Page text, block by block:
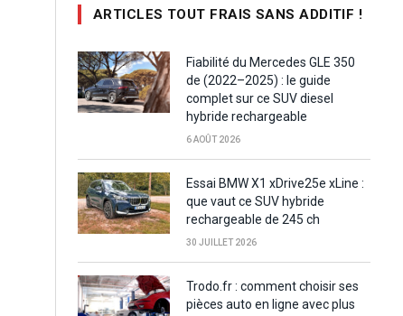
ARTICLES TOUT FRAIS SANS ADDITIF !
Fiabilité du Mercedes GLE 350
de (2022–2025) : le guide
complet sur ce SUV diesel
hybride rechargeable
6 AOÛT 2026
Essai BMW X1 xDrive25e xLine :
que vaut ce SUV hybride
rechargeable de 245 ch
30 JUILLET 2026
Trodo.fr : comment choisir ses
pièces auto en ligne avec plus